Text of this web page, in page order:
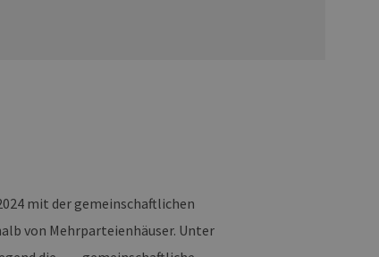
mit der gemeinschaftlichen
von Mehrparteienhäuser. Unter